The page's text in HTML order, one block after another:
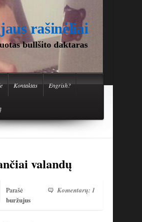
rašinėliai
bullšito daktaras
Kontaktas Engrish?
valandų
Komentarų: 1
Parašė
buržujus